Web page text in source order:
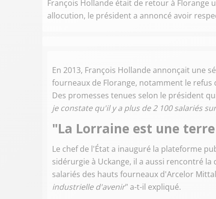
François Hollande était de retour à Florange
allocution, le président a annoncé avoir
En 2013, François Hollande annonçait une
fourneaux de Florange, notamment le
Des promesses tenues selon le président
je constate qu'il y a plus de 2 100 salariés
"La Lorraine est une
Le chef de l'État a inauguré la plateforme
sidérurgie à Uckange, il a aussi rencontré
salariés des hauts fourneaux d'Arcelor
industrielle d'avenir" a-t-il expliqué.